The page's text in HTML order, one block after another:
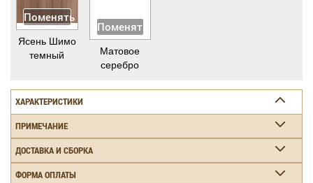
Поменять
Ясень Шимо
темный
Поменять
Матовое
серебро
ХАРАКТЕРИСТИКИ
ПРИМЕЧАНИЕ
ДОСТАВКА И СБОРКА
ФОРМА ОПЛАТЫ